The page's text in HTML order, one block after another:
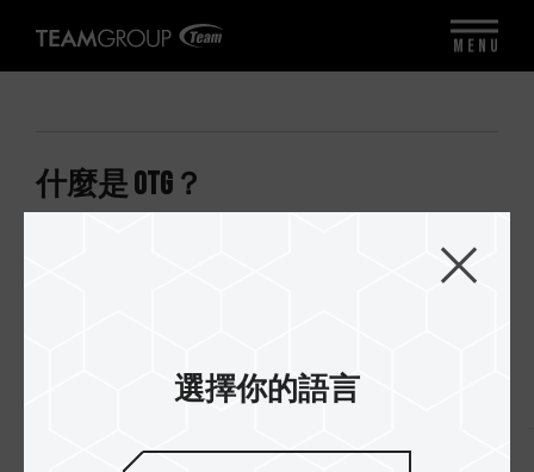
什麼是 OTG？
OTG 全名 On-The-Go，是 USB 的補充標準。它可
回到列表
選擇你的語言
MENU